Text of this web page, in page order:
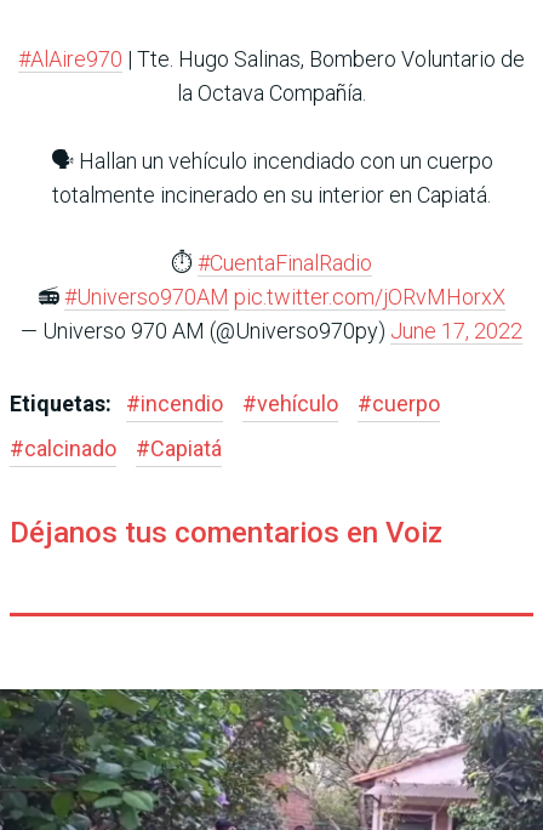
#AlAire970 | Tte. Hugo Salinas, Bombero Voluntario de
la Octava Compañía.
🗣 Hallan un vehículo incendiado con un cuerpo
totalmente incinerado en su interior en Capiatá.
⏱#CuentaFinalRadio
📻#Universo970AM pic.twitter.com/jORvMHorxX
— Universo 970 AM (@Universo970py) June 17, 2022
Etiquetas: #incendio #vehículo #cuerpo
#calcinado #Capiatá
Déjanos tus comentarios en Voiz